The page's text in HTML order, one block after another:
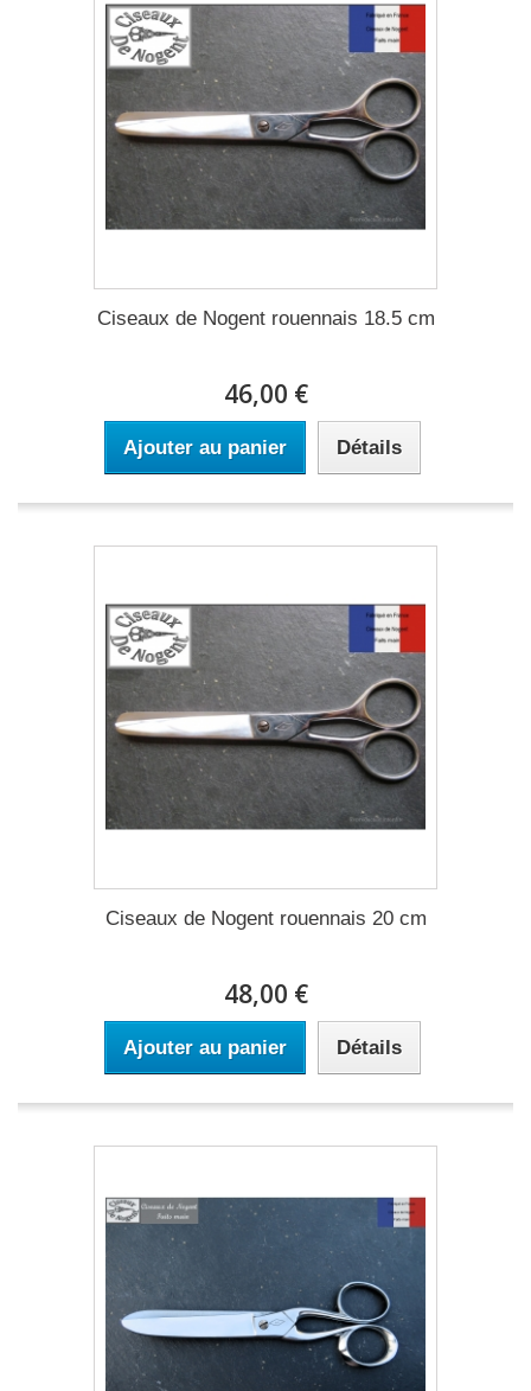
Ciseaux de Nogent rouennais 18.5 cm
46,00 €
Ajouter au panier Détails
Ciseaux de Nogent rouennais 20 cm
48,00 €
Ajouter au panier Détails